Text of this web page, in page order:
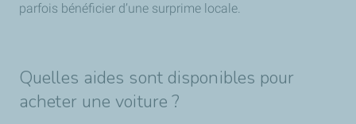
parfois bénéficier d’une surprime locale.
Quelles aides sont disponibles pour
acheter une voiture ?